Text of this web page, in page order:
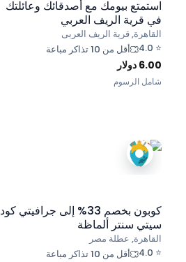
استمتع بيومك مع أصدقائك وعائلتك
في قرية الريف العربي
القاهرة, قرية الريف العربى
⭐
4.0 أقل من 10 تذاكر مباعة
6.00 دولار
شامل الرسوم
كوبون بخصم 33% إلى جرافيتي كود
سيتي سنتر ألماظة
القاهرة, عطلة مصر
⭐
4.0 أقل من 10 تذاكر مباعة